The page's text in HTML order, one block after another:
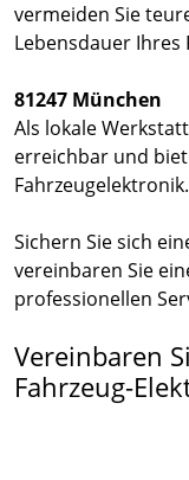
vermeiden Sie
Lebensdauer Ihres
81247 München
Als lokale
erreichbar und
Fahrzeugelektronik.
Sichern Sie sich
vereinbaren Sie
professionellen
Vereinbaren
Fahrzeug-